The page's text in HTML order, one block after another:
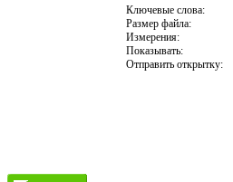
Ключевые слова:
Размер файла:
Измерения:
Показывать:
Отправить открытку: